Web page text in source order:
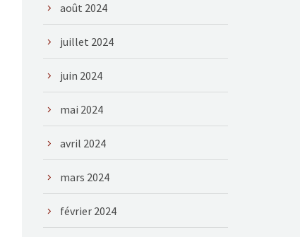
août 2024
juillet 2024
juin 2024
mai 2024
avril 2024
mars 2024
février 2024